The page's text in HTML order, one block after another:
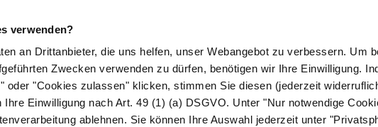
verwenden?
an Drittanbieter, die uns helfen, unser Webangebot zu verbessern. Um
Zwecken verwenden zu dürfen, benötigen wir Ihre Einwilligung.
oder "Cookies zulassen" klicken, stimmen Sie diesen (jederzeit
Ihre Einwilligung nach Art. 49 (1) (a) DSGVO. Unter "Nur notwendige
ablehnen. Sie können Ihre Auswahl jederzeit unter
Medikamente Naturheilkunde Eltern & Kind Gesund